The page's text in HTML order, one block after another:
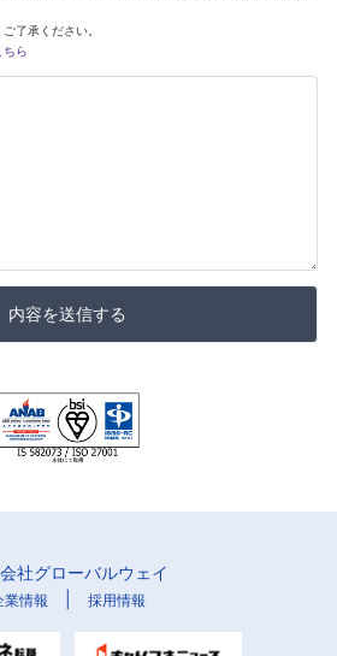
了承ください。
ちら
内容を送信する
社グローバルウェイ
業情報 採用情報